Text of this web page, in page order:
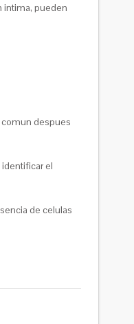
intima, pueden
comun despues
el
de celulas